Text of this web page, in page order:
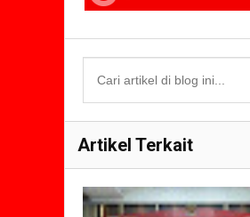
Artikel Terkait